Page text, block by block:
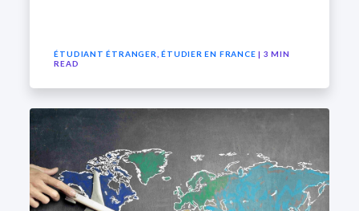
ÉTUDIANT ÉTRANGER ,ÉTUDIER EN FRANCE | 3 MIN
READ